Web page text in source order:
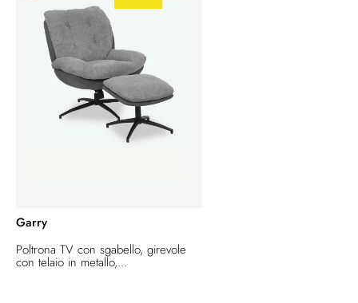
Garry
Poltrona TV con sgabello, girevole
con telaio in metallo,...